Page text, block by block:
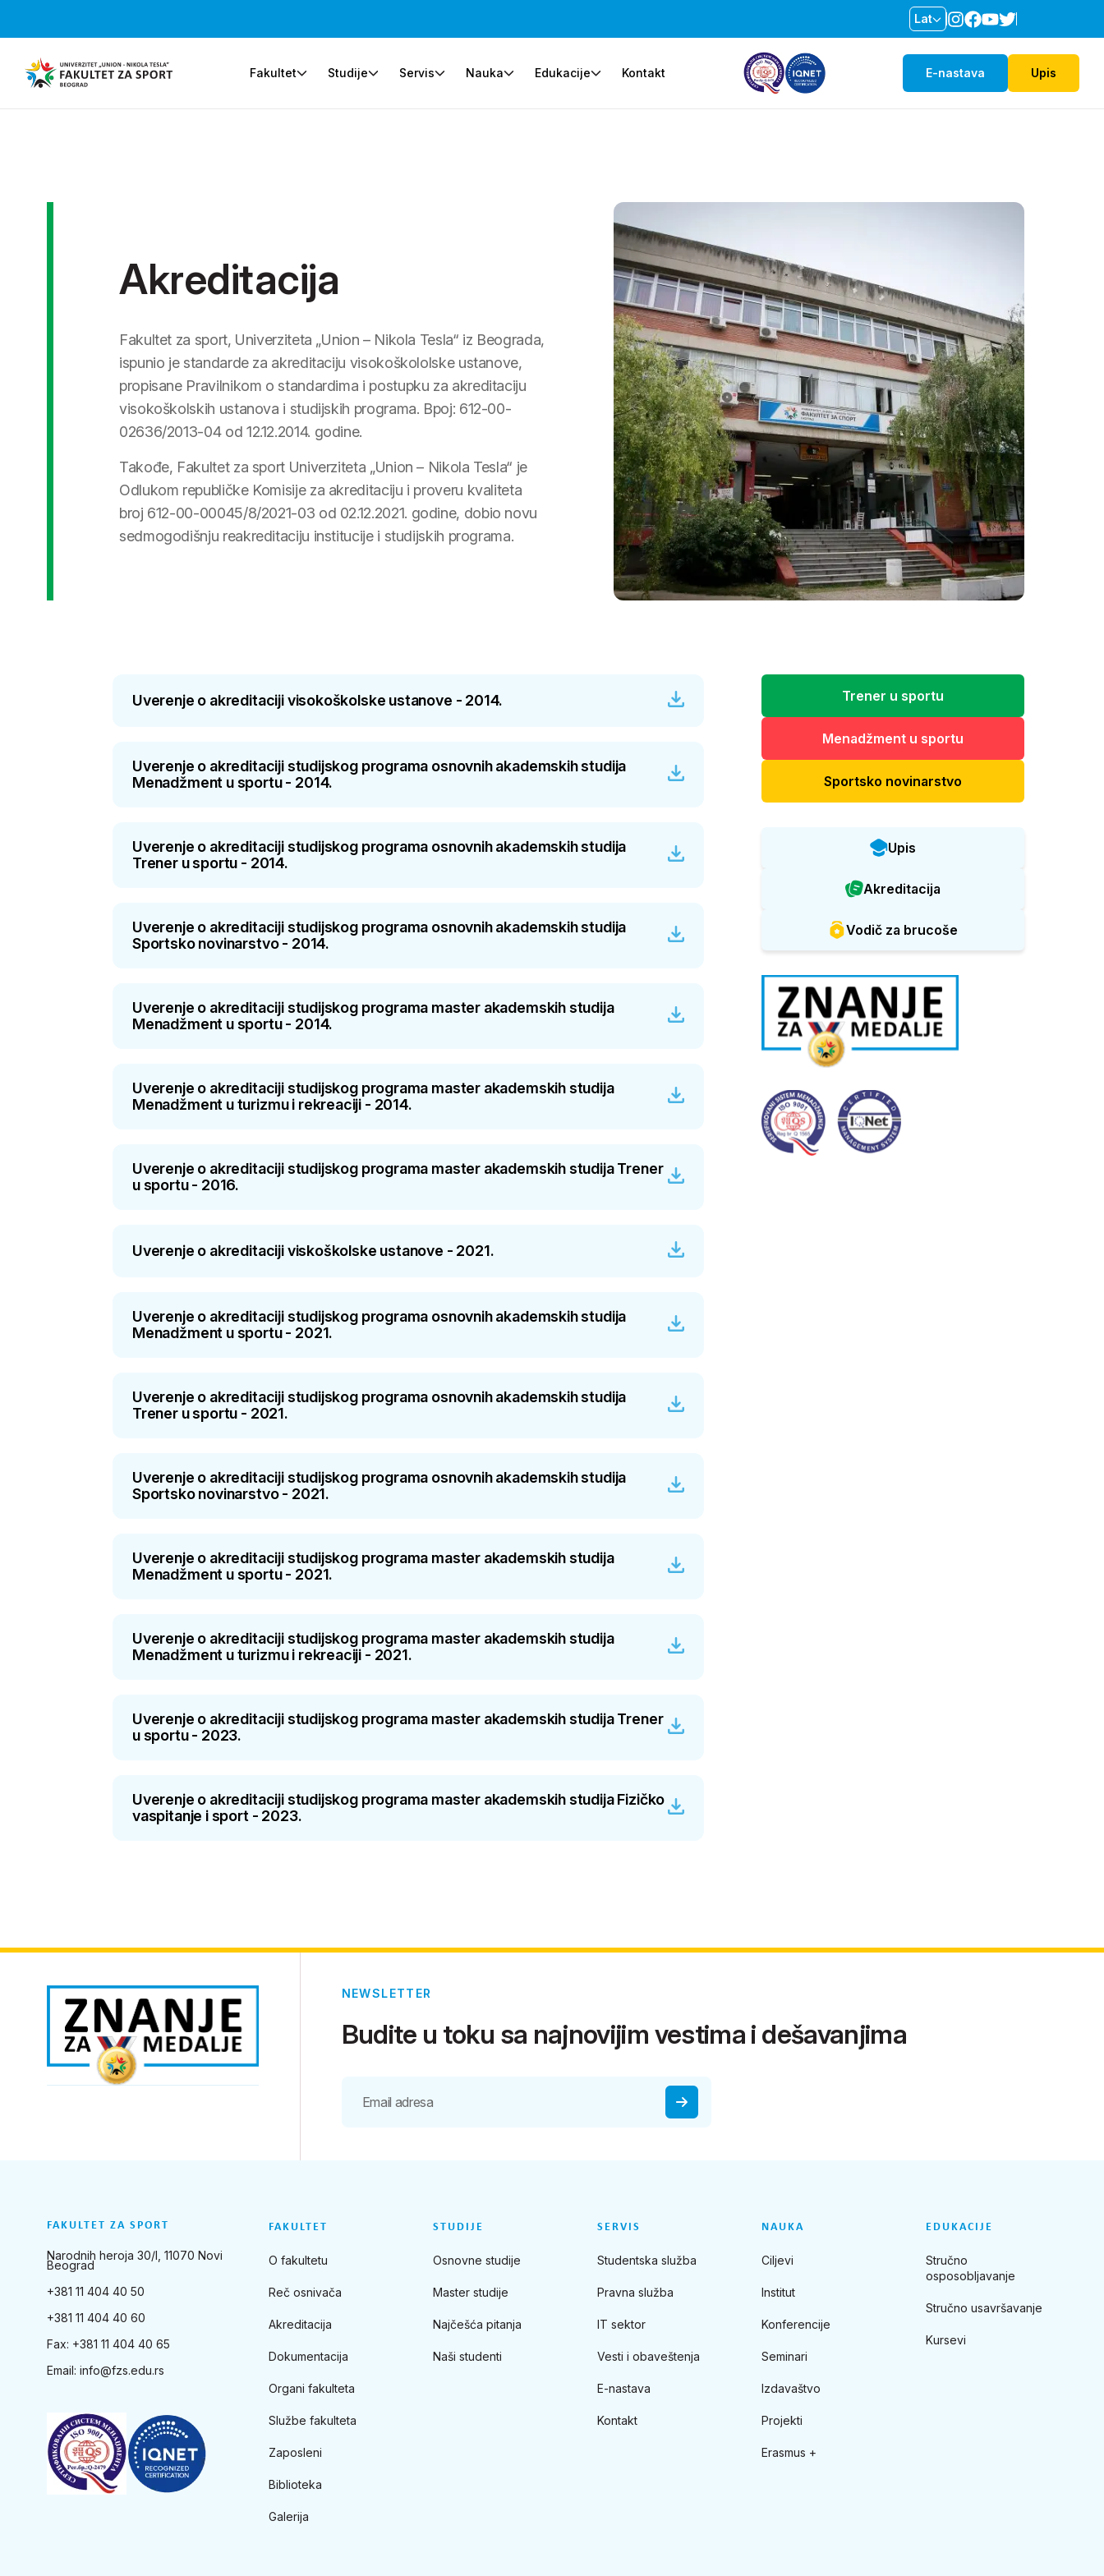
Lat
Fakultet Studije Servis Nauka Edukacije Kontakt E-nastava Upis
Akreditacija
Fakultet za sport, Univerziteta „Union – Nikola Tesla“ iz Beograda,
ispunio je standarde za akreditaciju visokoškololske ustanove,
propisane Pravilnikom o standardima i postupku za akreditaciju
visokoškolskih ustanova i studijskih programa. Bpoj: 612-00-
02636/2013-04 od 12.12.2014. godine.
Takođe, Fakultet za sport Univerziteta „Union – Nikola Tesla“ je
Odlukom republičke Komisije za akreditaciju i proveru kvaliteta
broj 612-00-00045/8/2021-03 od 02.12.2021. godine, dobio novu
sedmogodišnju reakreditaciju institucije i studijskih programa.
Uverenje o akreditaciji visokoškolske ustanove - 2014.
Uverenje o akreditaciji studijskog programa osnovnih akademskih studija
Menadžment u sportu - 2014.
Uverenje o akreditaciji studijskog programa osnovnih akademskih studija
Trener u sportu - 2014.
Uverenje o akreditaciji studijskog programa osnovnih akademskih studija
Sportsko novinarstvo - 2014.
Uverenje o akreditaciji studijskog programa master akademskih studija
Menadžment u sportu - 2014.
Uverenje o akreditaciji studijskog programa master akademskih studija
Menadžment u turizmu i rekreaciji - 2014.
Uverenje o akreditaciji studijskog programa master akademskih studija Trener
u sportu - 2016.
Uverenje o akreditaciji viskoškolske ustanove - 2021.
Uverenje o akreditaciji studijskog programa osnovnih akademskih studija
Menadžment u sportu - 2021.
Uverenje o akreditaciji studijskog programa osnovnih akademskih studija
Trener u sportu - 2021.
Uverenje o akreditaciji studijskog programa osnovnih akademskih studija
Sportsko novinarstvo - 2021.
Uverenje o akreditaciji studijskog programa master akademskih studija
Menadžment u sportu - 2021.
Uverenje o akreditaciji studijskog programa master akademskih studija
Menadžment u turizmu i rekreaciji - 2021.
Uverenje o akreditaciji studijskog programa master akademskih studija Trener
u sportu - 2023.
Uverenje o akreditaciji studijskog programa master akademskih studija Fizičko
vaspitanje i sport - 2023.
Trener u sportu
Menadžment u sportu
Sportsko novinarstvo
Upis
Akreditacija
Vodič za brucoše
NEWSLETTER
Budite u toku sa najnovijim vestima i dešavanjima
FAKULTET ZA SPORT
Narodnih heroja 30/I, 11070 Novi
Beograd
+381 11 404 40 50
+381 11 404 40 60
Fax: +381 11 404 40 65
Email: info@fzs.edu.rs
FAKULTET
O fakultetu
Reč osnivača
Akreditacija
Dokumentacija
Organi fakulteta
Službe fakulteta
Zaposleni
Biblioteka
Galerija
STUDIJE
Osnovne studije
Master studije
Najčešća pitanja
Naši studenti
SERVIS
Studentska služba
Pravna služba
IT sektor
Vesti i obaveštenja
E-nastava
Kontakt
NAUKA
Ciljevi
Institut
Konferencije
Seminari
Izdavaštvo
Projekti
Erasmus +
EDUKACIJE
Stručno
osposobljavanje
Stručno usavršavanje
Kursevi